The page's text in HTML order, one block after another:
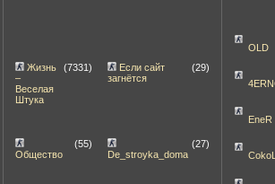
Жизнь
–
Веселая
Штука
(7331)
Если сайт
загнётся
(29)
Общество
(55)
De_stroyka_doma
(27)
OLD
EneR